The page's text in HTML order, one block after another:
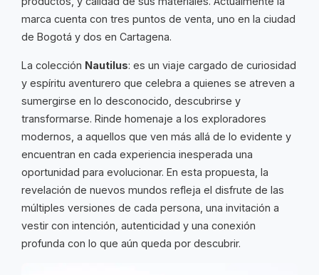
marca cuenta con tres puntos de venta, uno en la ciudad
de Bogotá y dos en Cartagena.
La colección Nautilus: es un viaje cargado de curiosidad
y espíritu aventurero que celebra a quienes se atreven a
sumergirse en lo desconocido, descubrirse y
transformarse. Rinde homenaje a los exploradores
modernos, a aquellos que ven más allá de lo evidente y
encuentran en cada experiencia inesperada una
oportunidad para evolucionar. En esta propuesta, la
revelación de nuevos mundos refleja el disfrute de las
múltiples versiones de cada persona, una invitación a
vestir con intención, autenticidad y una conexión
profunda con lo que aún queda por descubrir.